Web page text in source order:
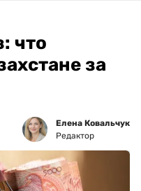
что
за
Елена Ковальчук
Редактор